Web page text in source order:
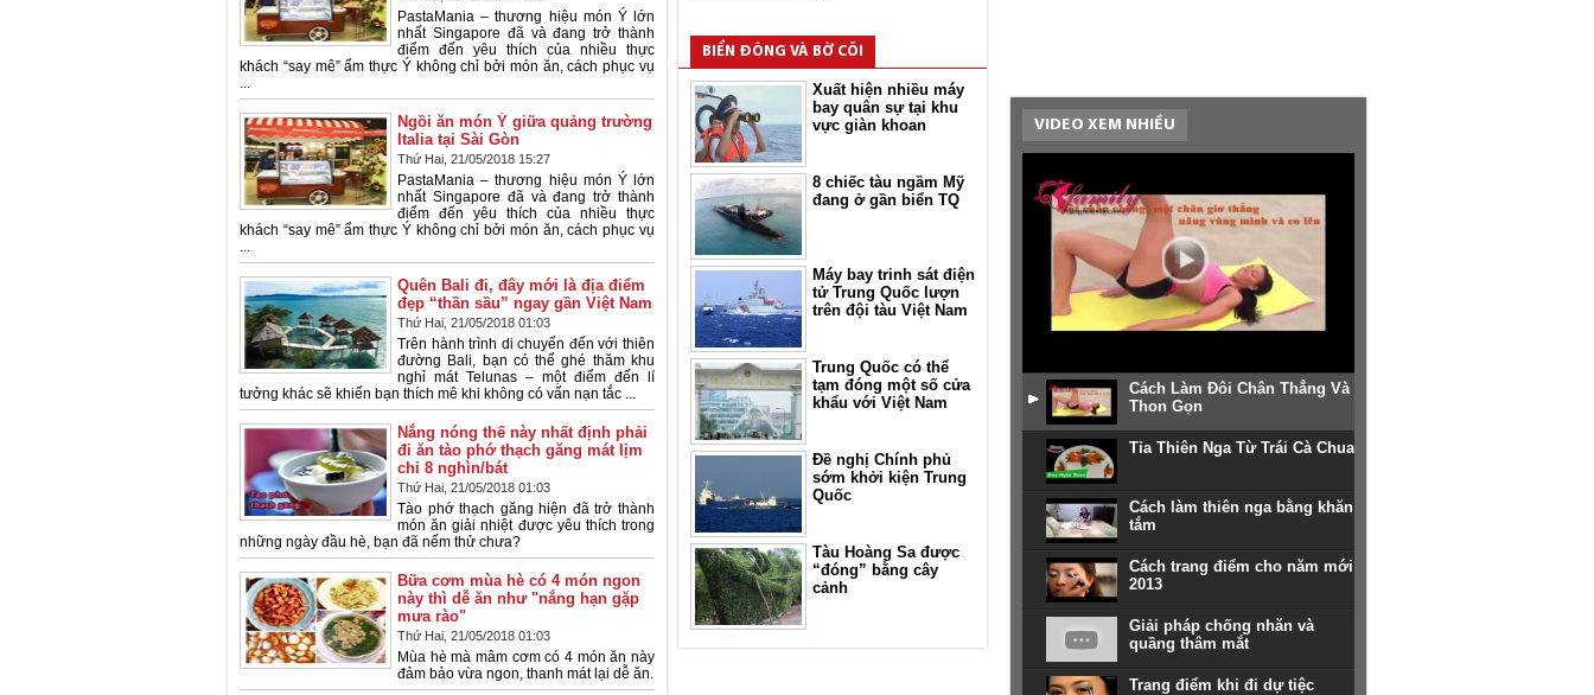
PastaMania – thương hiệu món Ý lớn
nhất Singapore đã và đang trở thành
điểm đến yêu thích của nhiều thực
khách “say mê” ẩm thực Ý không chỉ bởi món ăn, cách phục vụ
...
Ngồi ăn món Ý giữa quảng trường
Italia tại Sài Gòn
Thứ Hai, 21/05/2018 15:27
PastaMania – thương hiệu món Ý lớn
nhất Singapore đã và đang trở thành
điểm đến yêu thích của nhiều thực
khách “say mê” ẩm thực Ý không chỉ bởi món ăn, cách phục vụ
...
Quên Bali đi, đây mới là địa điểm
đẹp “thần sầu” ngay gần Việt Nam
Thứ Hai, 21/05/2018 01:03
Trên hành trình di chuyển đến với thiên
đường Bali, bạn có thể ghé thăm khu
nghỉ mát Telunas – một điểm đến lí
tưởng khác sẽ khiến bạn thích mê khi không có vấn nạn tắc ...
Nắng nóng thế này nhất định phải
đi ăn tào phớ thạch găng mát lịm
chỉ 8 nghìn/bát
Thứ Hai, 21/05/2018 01:03
Tào phớ thạch găng hiện đã trở thành
món ăn giải nhiệt được yêu thích trong
những ngày đầu hè, bạn đã nếm thử chưa?
Bữa cơm mùa hè có 4 món ngon
này thì dễ ăn như "nắng hạn gặp
mưa rào"
Thứ Hai, 21/05/2018 01:03
Mùa hè mà mâm cơm có 4 món ăn này
đảm bảo vừa ngon, thanh mát lại dễ ăn.
BIỂN ĐÔNG VÀ BỜ CÕI
Xuất hiện nhiều máy
bay quân sự tại khu
vực giàn khoan
8 chiếc tàu ngầm Mỹ
đang ở gần biển TQ
Máy bay trinh sát điện
tử Trung Quốc lượn
trên đội tàu Việt Nam
Trung Quốc có thể
tạm đóng một số cửa
khẩu với Việt Nam
Đề nghị Chính phủ
sớm khởi kiện Trung
Quốc
Tàu Hoàng Sa được
“đóng” bằng cây
cảnh
VIDEO XEM NHIỀU
Cách Làm Đôi Chân Thẳng Và
Thon Gọn
Tỉa Thiên Nga Từ Trái Cà Chua
Cách làm thiên nga bằng khăn
tắm
Cách trang điểm cho năm mới
2013
Giải pháp chống nhăn và
quầng thâm mắt
Trang điểm khi đi dự tiệc